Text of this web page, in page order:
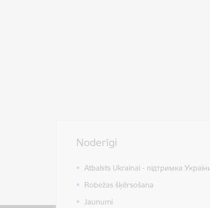
Noderīgi
Atbalsts Ukrainai - підтримка
Robežas šķērsošana
Jaunumi